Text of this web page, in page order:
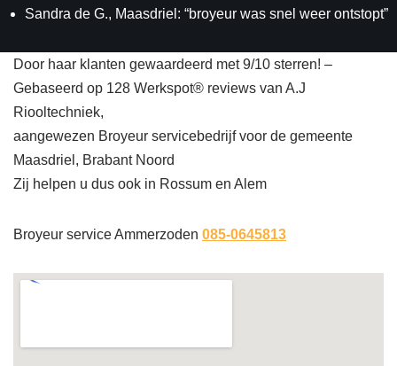
Sandra de G., Maasdriel: “broyeur was snel weer ontstopt”
Door haar klanten gewaardeerd met 9/10 sterren! –
Gebaseerd op 128 Werkspot® reviews van A.J
Riooltechniek,
aangewezen Broyeur servicebedrijf voor de gemeente
Maasdriel, Brabant Noord
Zij helpen u dus ook in Rossum en Alem
Broyeur service Ammerzoden 085-0645813